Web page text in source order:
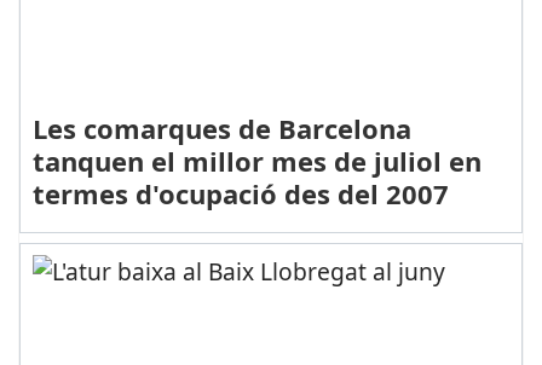
Les comarques de Barcelona
tanquen el millor mes de juliol en
termes d'ocupació des del 2007